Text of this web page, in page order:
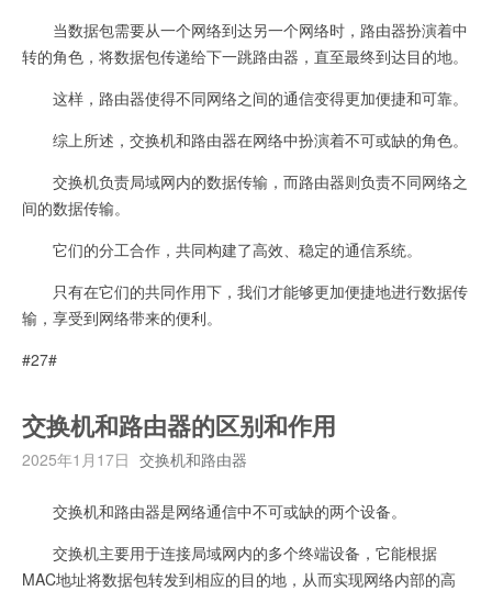
当数据包需要从一个网络到达另一个网络时，路由器扮演着中
转的角色，将数据包传递给下一跳路由器，直至最终到达目的地。
这样，路由器使得不同网络之间的通信变得更加便捷和可靠。
综上所述，交换机和路由器在网络中扮演着不可或缺的角色。
交换机负责局域网内的数据传输，而路由器则负责不同网络之
间的数据传输。
它们的分工合作，共同构建了高效、稳定的通信系统。
只有在它们的共同作用下，我们才能够更加便捷地进行数据传
输，享受到网络带来的便利。
#27#
交换机和路由器的区别和作用
2025年1月17日 交换机和路由器
交换机和路由器是网络通信中不可或缺的两个设备。
交换机主要用于连接局域网内的多个终端设备，它能根据
MAC地址将数据包转发到相应的目的地，从而实现网络内部的高